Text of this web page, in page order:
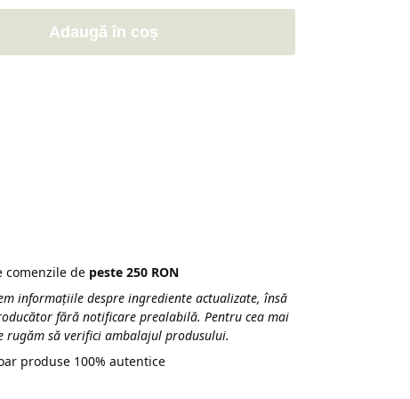
Adaugă în coș
comenzile de peste 250 RON
informațiile despre ingrediente actualizate, însă
fără notificare prealabilă. Pentru cea mai
rugăm să verifici ambalajul produsului.
produse 100% autentice